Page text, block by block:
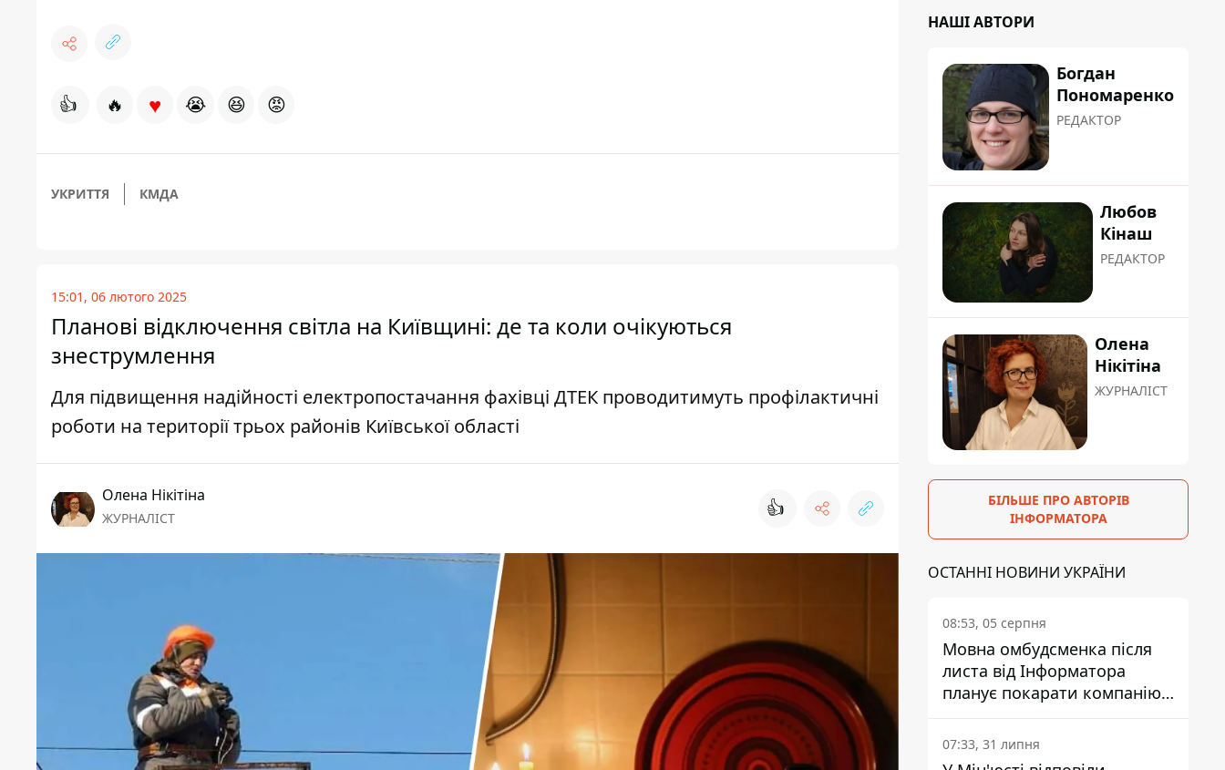
👍 🔥 ♥ 😭 😆 😡
УКРИТТЯ КМДА
15:01, 06 лютого 2025
Планові відключення світла на Київщині: де та коли очікуються
знеструмлення
Для підвищення надійності електропостачання фахівці ДТЕК проводитимуть профілактичні
роботи на території трьох районів Київської області
Олена Нікітіна
ЖУРНАЛІСТ 👍
НАШІ АВТОРИ
Богдан
Пономаренко
РЕДАКТОР
Любов
Кінаш
РЕДАКТОР
Олена
Нікітіна
ЖУРНАЛІСТ
БІЛЬШЕ ПРО АВТОРІВ
ІНФОРМАТОРА
ОСТАННІ НОВИНИ УКРАЇНИ
08:53, 05 серпня
Мовна омбудсменка після
листа від Інформатора
планує покарати компанію-
підрядника ПриватБанку
07:33, 31 липня